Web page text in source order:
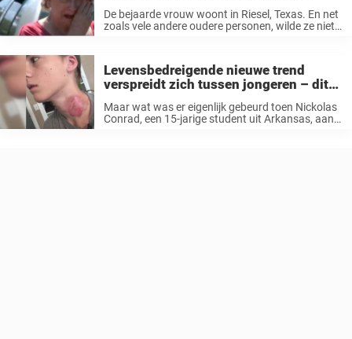
De bejaarde vrouw woont in Riesel, Texas. En net
zoals vele andere oudere personen, wilde ze niets
Levensbedreigende nieuwe trend
verspreidt zich tussen jongeren – dit
Maar wat was er eigenlijk gebeurd toen Nickolas
Conrad, een 15-jarige student uit Arkansas, aan